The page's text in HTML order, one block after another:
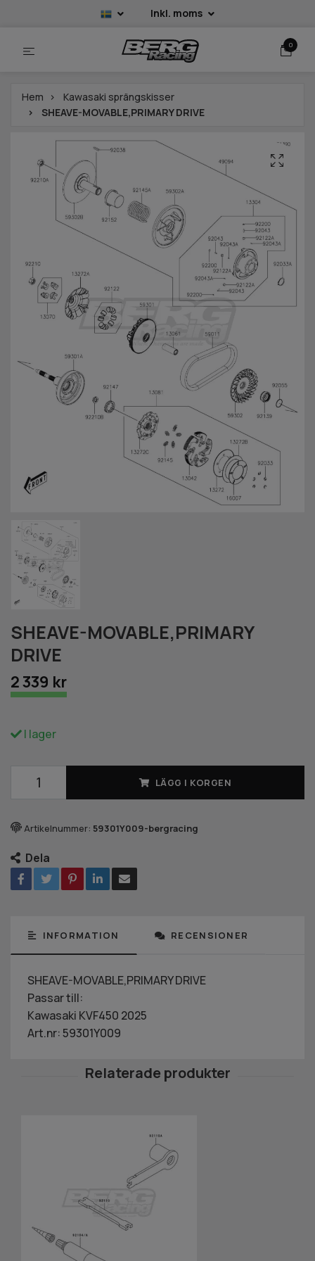
Inkl. moms
0
Hem
Kawasaki sprängskisser
SHEAVE-MOVABLE,PRIMARY DRIVE
SHEAVE-MOVABLE,PRIMARY
DRIVE
2 339 kr
I lager
LÄGG I KORGEN
Artikelnummer: 59301Y009-bergracing
Dela
INFORMATION RECENSIONER
SHEAVE-MOVABLE,PRIMARY DRIVE
Passar till:
Kawasaki KVF450 2025
Art.nr: 59301Y009